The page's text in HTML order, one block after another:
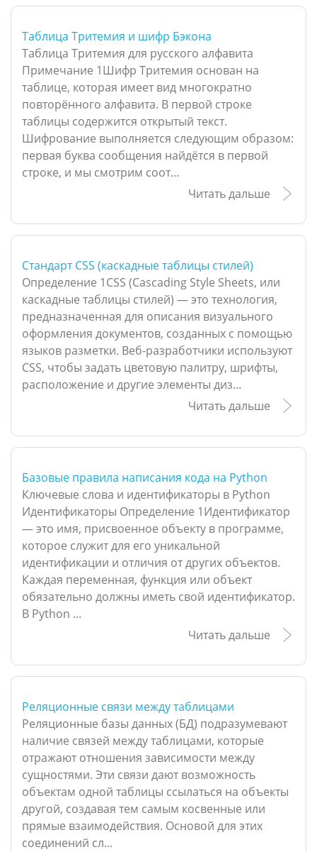
Таблица Тритемия и шифр Бэкона
Таблица Тритемия для русского алфавита
Примечание 1Шифр Тритемия основан на
таблице, которая имеет вид многократно
повторённого алфавита. В первой строке
таблицы содержится открытый текст.
Шифрование выполняется следующим образом:
первая буква сообщения найдётся в первой
строке, и мы смотрим соот...
Читать дальше
Стандарт CSS (каскадные таблицы стилей)
Определение 1CSS (Cascading Style Sheets, или
каскадные таблицы стилей) — это технология,
предназначенная для описания визуального
оформления документов, созданных с помощью
языков разметки. Веб-разработчики используют
CSS, чтобы задать цветовую палитру, шрифты,
расположение и другие элементы диз...
Читать дальше
Базовые правила написания кода на Python
Ключевые слова и идентификаторы в Python
Идентификаторы Определение 1Идентификатор
— это имя, присвоенное объекту в программе,
которое служит для его уникальной
идентификации и отличия от других объектов.
Каждая переменная, функция или объект
обязательно должны иметь свой идентификатор.
В Python ...
Читать дальше
Реляционные связи между таблицами
Реляционные базы данных (БД) подразумевают
наличие связей между таблицами, которые
отражают отношения зависимости между
сущностями. Эти связи дают возможность
объектам одной таблицы ссылаться на объекты
другой, создавая тем самым косвенные или
прямые взаимодействия. Основой для этих
соединений сл...